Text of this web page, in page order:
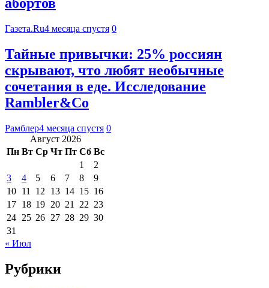
Газета.Ru4 месяца спустя 0
Тайные привычки: 25% россиян
скрывают, что любят необычные
сочетания в еде. Исследование
Rambler&Co
Рамблер4 месяца спустя 0
Август 2026
Пн Вт Ср Чт Пт Сб Вс
1
2
3
4 5 6 7 8
9
10 11 12 13 14 15 16
17 18 19 20 21 22 23
24 25 26 27 28 29 30
31
« Июл
Рубрики